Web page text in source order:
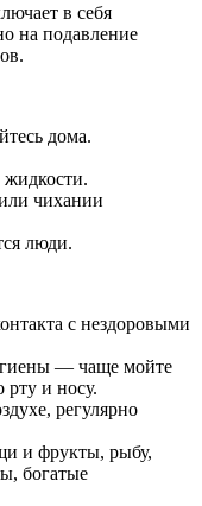
в себя
на подавление
дома.
чихании
люди.
с нездоровыми
— чаще мойте
рту и носу.
регулярно
и фрукты, рыбу,
богатые